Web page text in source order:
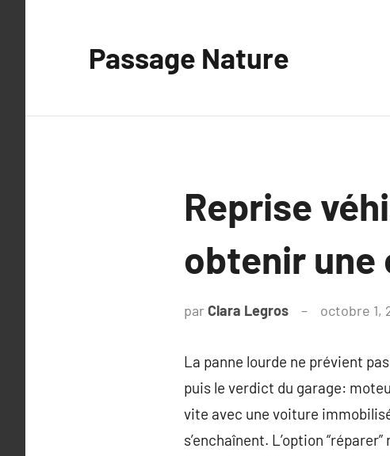
Passage Nature
Reprise
obtenir
par Clara Legros octobre 1,
La panne lourde ne prévient
puis le verdict du garage:
vite avec une voiture
s’enchaînent. L’option